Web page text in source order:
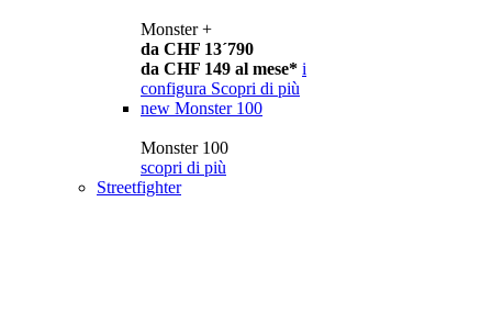
Monster +
da CHF 13´790
da CHF 149 al mese* i
configura Scopri di più
new Monster 100
Monster 100
scopri di più
Streetfighter